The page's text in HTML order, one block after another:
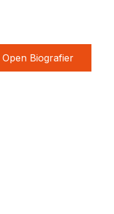
Open Biografier